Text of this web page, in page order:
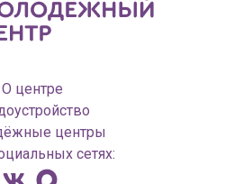
О центре
центры
сетях: